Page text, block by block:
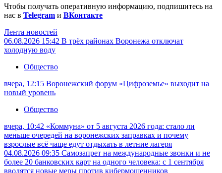
Чтобы получать оперативную информацию, подпишитесь на
нас в Telegram и ВКонтакте
Лента новостей
06.08.2026 15:42 В трёх районах Воронежа отключат
холодную воду
Общество
вчера, 12:15 Воронежский форум «Цифроземье» выходит на
новый уровень
Общество
вчера, 10:42 «Коммуна» от 5 августа 2026 года: стало ли
меньше очередей на воронежских заправках и почему
взрослые всё чаще едут отдыхать в летние лагеря
04.08.2026 09:35 Самозапрет на международные звонки и не
более 20 банковских карт на одного человека: с 1 сентября
вводятся новые меры против кибермошенников